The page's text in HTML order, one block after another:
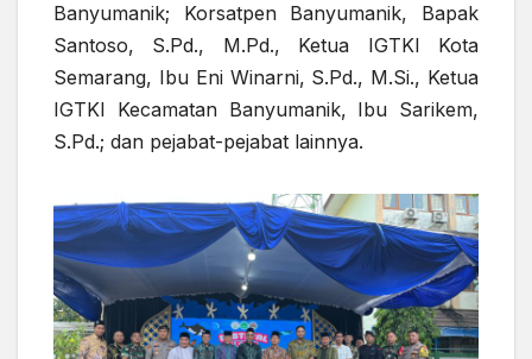
Banyumanik; Korsatpen Banyumanik, Bapak
Santoso, S.Pd., M.Pd., Ketua IGTKI Kota
Semarang, Ibu Eni Winarni, S.Pd., M.Si., Ketua
IGTKI Kecamatan Banyumanik, Ibu Sarikem,
S.Pd.; dan pejabat-pejabat lainnya.